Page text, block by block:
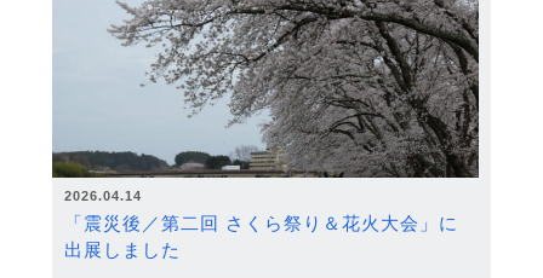
2026.04.14
「震災後／第二回 さくら祭り＆花火大会」に
出展しました